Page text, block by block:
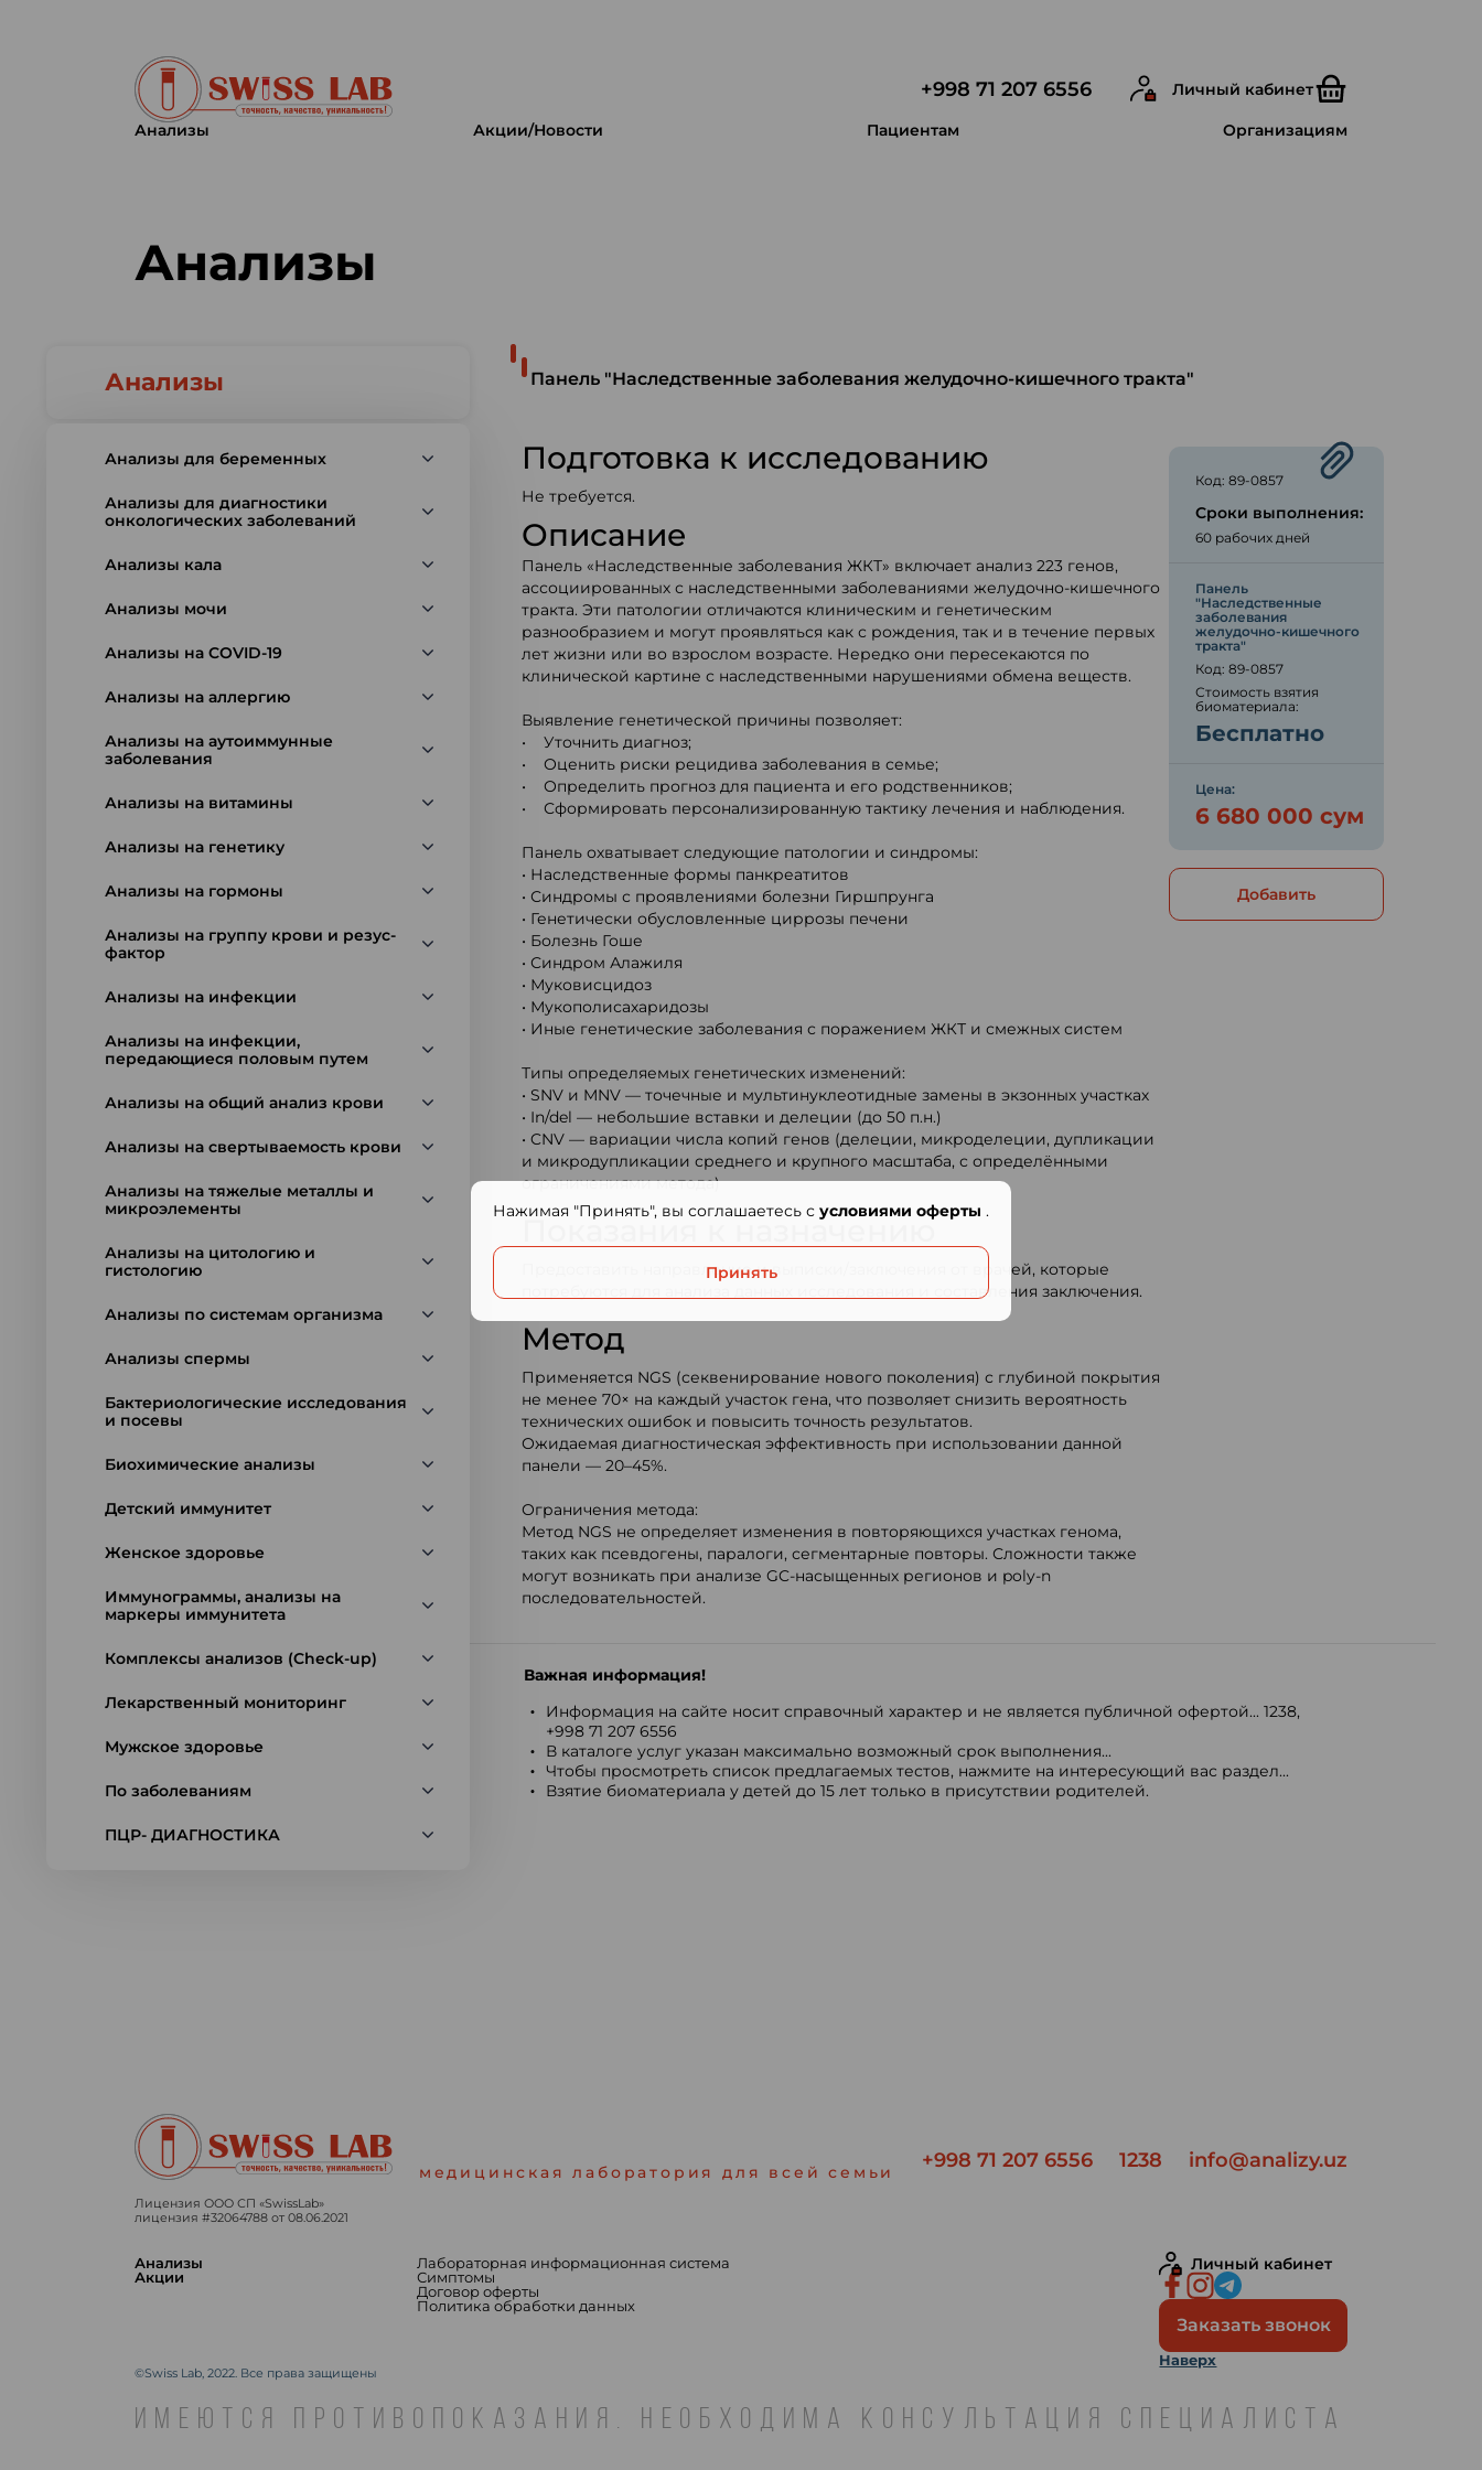
+998 71 207 6556 Личный кабинет
Анализы Акции/Новости Пациентам Организациям
Анализы
Анализы
Анализы для беременных
Анализы для диагностики
онкологических заболеваний
Анализы кала
Анализы мочи
Анализы на COVID-19
Анализы на аллергию
Анализы на аутоиммунные
заболевания
Анализы на витамины
Анализы на генетику
Анализы на гормоны
Анализы на группу крови и резус-
фактор
Анализы на инфекции
Анализы на инфекции,
передающиеся половым путем
Анализы на общий анализ крови
Анализы на свертываемость крови
Анализы на тяжелые металлы и
микроэлементы
Анализы на цитологию и
гистологию
Анализы по системам организма
Анализы спермы
Бактериологические исследования
и посевы
Биохимические анализы
Детский иммунитет
Женское здоровье
Иммунограммы, анализы на
маркеры иммунитета
Комплексы анализов (Check-up)
Лекарственный мониторинг
Мужское здоровье
По заболеваниям
ПЦР- ДИАГНОСТИКА
Панель "Наследственные заболевания желудочно-кишечного тракта"
Подготовка к исследованию
Не требуется.
Описание
Панель «Наследственные заболевания ЖКТ» включает анализ 223 генов,
ассоциированных с наследственными заболеваниями желудочно-кишечного
тракта. Эти патологии отличаются клиническим и генетическим
разнообразием и могут проявляться как с рождения, так и в течение первых
лет жизни или во взрослом возрасте. Нередко они пересекаются по
клинической картине с наследственными нарушениями обмена веществ.
Выявление генетической причины позволяет:
• Уточнить диагноз;
• Оценить риски рецидива заболевания в семье;
• Определить прогноз для пациента и его родственников;
• Сформировать персонализированную тактику лечения и наблюдения.
Панель охватывает следующие патологии и синдромы:
• Наследственные формы панкреатитов
• Синдромы с проявлениями болезни Гиршпрунга
• Генетически обусловленные циррозы печени
• Болезнь Гоше
• Синдром Алажиля
• Муковисцидоз
• Мукополисахаридозы
• Иные генетические заболевания с поражением ЖКТ и смежных систем
Типы определяемых генетических изменений:
• SNV и MNV — точечные и мультинуклеотидные замены в экзонных участках
• In/del — небольшие вставки и делеции (до 50 п.н.)
• CNV — вариации числа копий генов (делеции, микроделеции, дупликации
и микродупликации среднего и крупного масштаба, с определёнными
ограничениями метода)
Показания к назначению
Предоставить направление и выписки/заключения от врачей, которые
потребуются для анализа данных исследования и составления заключения.
Метод
Применяется NGS (секвенирование нового поколения) с глубиной покрытия
не менее 70× на каждый участок гена, что позволяет снизить вероятность
технических ошибок и повысить точность результатов.
Ожидаемая диагностическая эффективность при использовании данной
панели — 20–45%.
Ограничения метода:
Метод NGS не определяет изменения в повторяющихся участках генома,
таких как псевдогены, паралоги, сегментарные повторы. Сложности также
могут возникать при анализе GC-насыщенных регионов и poly-n
последовательностей.
Код: 89-0857
Сроки выполнения:
60 рабочих дней
Панель
"Наследственные
заболевания
желудочно-кишечного
тракта"
Код: 89-0857
Стоимость взятия
биоматериала:
Бесплатно
Цена:
6 680 000 сум
Добавить
Важная информация!
Информация на сайте носит справочный характер и не является публичной офертой... 1238,
+998 71 207 6556
В каталоге услуг указан максимально возможный срок выполнения...
Чтобы просмотреть список предлагаемых тестов, нажмите на интересующий вас раздел...
Взятие биоматериала у детей до 15 лет только в присутствии родителей.
Нажимая "Принять", вы соглашаетесь с условиями оферты .
Принять
медицинская лаборатория для всей семьи +998 71 207 6556 1238 info@analizy.uz
Лицензия ООО СП «SwissLab»
лицензия #32064788 от 08.06.2021
Анализы
Акции
Лабораторная информационная система
Симптомы
Договор оферты
Политика обработки данных
Личный кабинет
Заказать звонок
Наверх
©Swiss Lab, 2022. Все права защищены
ИМЕЮТСЯ ПРОТИВОПОКАЗАНИЯ. НЕОБХОДИМА КОНСУЛЬТАЦИЯ СПЕЦИАЛИСТА